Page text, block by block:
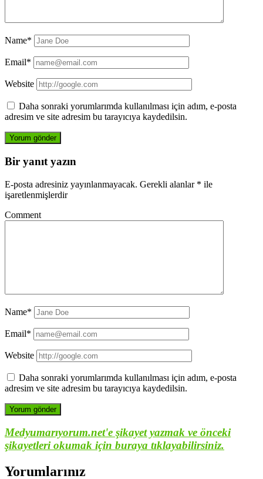
Name*
Email*
Website
Daha sonraki yorumlarımda kullanılması için adım, e-posta
adresim ve site adresim bu tarayıcıya kaydedilsin.
Bir yanıt yazın
E-posta adresiniz yayınlanmayacak. Gerekli alanlar * ile
işaretlenmişlerdir
Comment
Name*
Email*
Website
Daha sonraki yorumlarımda kullanılması için adım, e-posta
adresim ve site adresim bu tarayıcıya kaydedilsin.
Medyumarıyorum.net'e şikayet yazmak ve önceki
şikayetleri okumak için buraya tıklayabilirsiniz.
Yorumlarınız